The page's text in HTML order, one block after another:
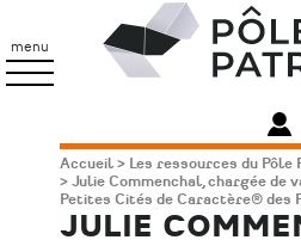
contenu
principal
menu
Patrimoine
Fil
d'Ariane
Accueil
Les ressources du Pôle
Julie Commenchal, chargée de
Petites Cités de Caractère® des
JULIE